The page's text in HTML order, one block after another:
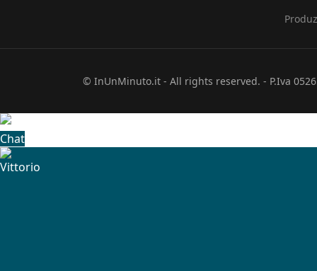
© InUnMinuto.it - All rights reserved. - P.Iva
Chat
Vittorio